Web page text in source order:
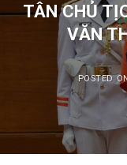
TÂN CHỦ
VĂN
POSTED ON